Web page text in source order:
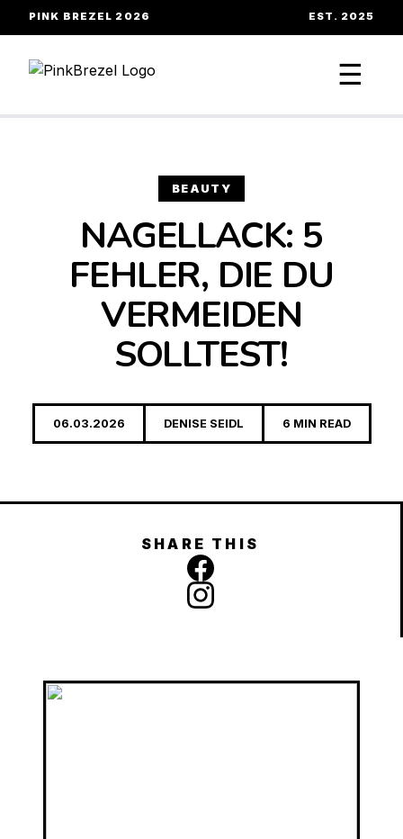
PINK BREZEL 2026 EST. 2025
☰
BEAUTY
NAGELLACK: 5
FEHLER, DIE DU
VERMEIDEN
SOLLTEST!
06.03.2026 DENISE SEIDL 6 MIN READ
SHARE THIS